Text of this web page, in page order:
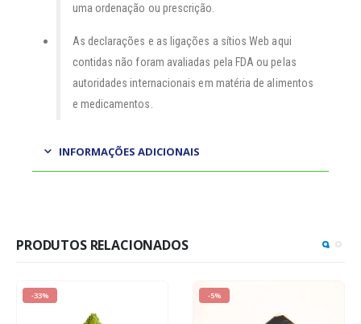
uma ordenação ou prescrição.
As declarações e as ligações a sítios Web aqui
contidas não foram avaliadas pela FDA ou pelas
autoridades internacionais em matéria de alimentos
e medicamentos.
INFORMAÇÕES ADICIONAIS
PRODUTOS RELACIONADOS
-33% -5%